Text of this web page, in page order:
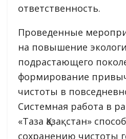
ответственность.
Проведенные
на повышение
подрастающего
формирование
чистоты в
Системная работа в
«Таза Қазақстан»
сохранению чистоты